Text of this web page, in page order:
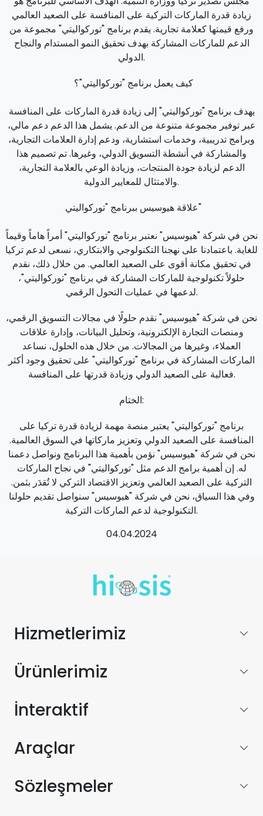
زيادة قدرة الماركات التركية على المنافسة على الصعيد العالمي
ورفع قيمتها كعلامة تجارية. يقدم برنامج "توركواليتي" مجموعة من
الدعم للماركات المشاركة بهدف تحقيق النمو المستدام والنجاح
الدولي.
كيف يعمل برنامج "توركواليتي"؟
يهدف برنامج "توركواليتي" إلى زيادة قدرة الماركات على المنافسة
عبر توفير مجموعة متنوعة من الدعم. يشمل هذا الدعم دعم مالي،
وبرامج تدريبية، وخدمات استشارية، ودعم إدارة العلامات التجارية،
والمشاركة في أنشطة التسويق الدولي، وغيرها. تم تصميم هذا
الدعم لزيادة جودة المنتجات، وزيادة الوعي بالعلامة التجارية،
والامتثال للمعايير الدولية.
علاقة هيوسيس ببرنامج "توركواليتي"
نحن في شركة "هيوسيس" نعتبر برنامج "توركواليتي" أمراً هاماً وقيماً
للغاية. باعتمادنا على نهجنا التكنولوجي والابتكاري، نسعى لدعم تركيا
في تحقيق مكانة أقوى على الصعيد العالمي. من خلال ذلك، نقدم
حلولاً تكنولوجية للماركات المشاركة في برنامج "توركواليتي"،
لدعمها في عمليات التحول الرقمي.
نحن في شركة "هيوسيس" نقدم حلولًا في مجالات التسويق الرقمي،
ومنصات التجارة الإلكترونية، وتحليل البيانات، وإدارة علاقات
العملاء، وغيرها من المجالات. من خلال هذه الحلول، نساعد
الماركات المشاركة في برنامج "توركواليتي" على تحقيق وجود أكثر
فعالية على الصعيد الدولي وزيادة قدرتها على المنافسة.
الختام:
برنامج "توركواليتي" يعتبر منصة مهمة لزيادة قدرة تركيا على
المنافسة على الصعيد الدولي وتعزيز ماركاتها في السوق العالمية.
نحن في شركة "هيوسيس" نؤمن بأهمية هذا البرنامج ونواصل دعمنا
له. إن أهمية برامج الدعم مثل "توركواليتي" في نجاح الماركات
التركية على الصعيد العالمي وتعزيز الاقتصاد التركي لا تُقدَر بثمن.
وفي هذا السياق، نحن في شركة "هيوسيس" سنواصل تقديم حلولنا
التكنولوجية لدعم الماركات التركية.
04.04.2024
Hizmetlerimiz
Ürünlerimiz
İnteraktif
Araçlar
Sözleşmeler